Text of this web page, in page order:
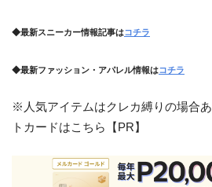
◆最新スニーカー情報記事はコチラ
◆最新ファッション・アパレル情報はコチラ
※人気アイテムはクレカ縛りの場合
トカードはこちら【PR】